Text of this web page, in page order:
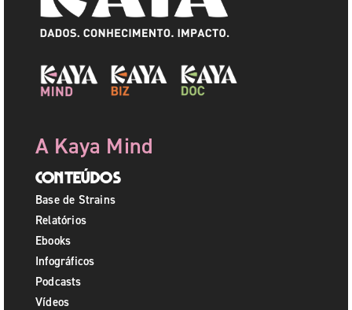
A Kaya Mind
Conteúdos
Base de Strains
Relatórios
Ebooks
Infográficos
Podcasts
Vídeos